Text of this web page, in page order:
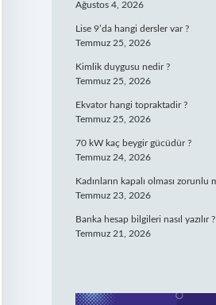
Ağustos 4, 2026
Lise 9’da hangi dersler var ?
Temmuz 25, 2026
Kimlik duygusu nedir ?
Temmuz 25, 2026
Ekvator hangi topraktadir ?
Temmuz 25, 2026
70 kW kaç beygir gücüdür ?
Temmuz 24, 2026
Kadınların kapalı olması zorunlu
Temmuz 23, 2026
Banka hesap bilgileri nasıl yazılır ?
Temmuz 21, 2026